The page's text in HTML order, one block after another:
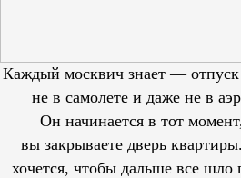
Каждый москвич знает — отпуск
не в самолете и даже не в
Он начинается в тот
вы закрываете дверь
хочется, чтобы дальше все